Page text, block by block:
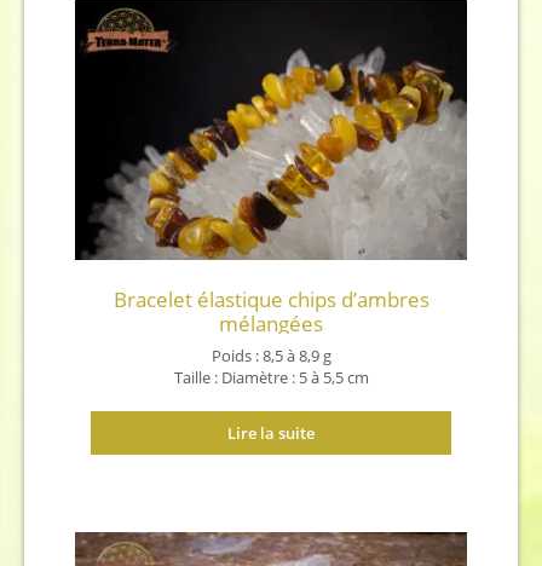
Bracelet élastique chips d’ambres
mélangées
Poids : 8,5 à 8,9 g
Taille : Diamètre : 5 à 5,5 cm
Lire la suite